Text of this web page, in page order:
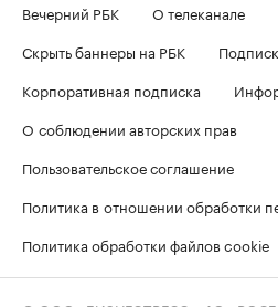
Вечерний РБК
О телеканале
Скрыть баннеры на РБК
Корпоративная подписка
О соблюдении авторских прав
Пользовательское соглашение
Политика в отношении обработки
Политика обработки файлов cookie